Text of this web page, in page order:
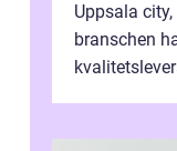
Uppsala
branschen